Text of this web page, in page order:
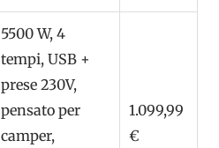
5500 W, 4
tempi, USB +
prese 230V,
pensato per
camper,
1.099,99
€